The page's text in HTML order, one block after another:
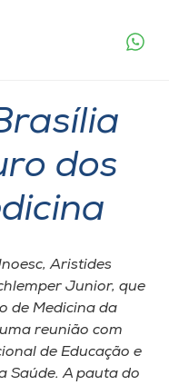
dos
Aristides
Junior, que
de Medicina da
reunião com
de Educação e
Saúde. A pauta do